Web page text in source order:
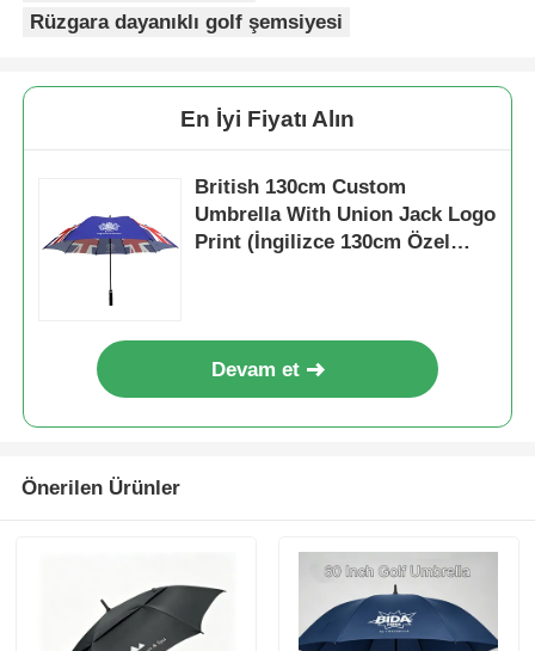
Rüzgara dayanıklı golf şemsiyesi
En İyi Fiyatı Alın
British 130cm Custom
Umbrella With Union Jack Logo
Print (İngilizce 130cm Özel
Devam et
Önerilen Ürünler